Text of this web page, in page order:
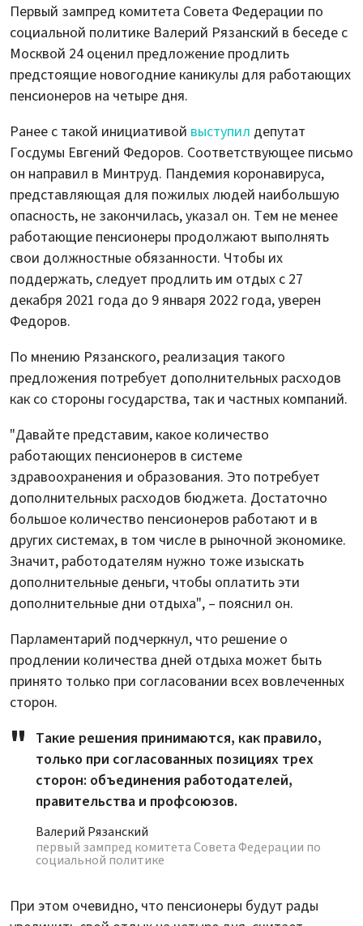
Первый зампред комитета Совета Федерации по
социальной политике Валерий Рязанский в беседе с
Москвой 24 оценил предложение продлить
предстоящие новогодние каникулы для работающих
пенсионеров на четыре дня.
Ранее с такой инициативой выступил депутат
Госдумы Евгений Федоров. Соответствующее письмо
он направил в Минтруд. Пандемия коронавируса,
представляющая для пожилых людей наибольшую
опасность, не закончилась, указал он. Тем не менее
работающие пенсионеры продолжают выполнять
свои должностные обязанности. Чтобы их
поддержать, следует продлить им отдых с 27
декабря 2021 года до 9 января 2022 года, уверен
Федоров.
По мнению Рязанского, реализация такого
предложения потребует дополнительных расходов
как со стороны государства, так и частных компаний.
"Давайте представим, какое количество
работающих пенсионеров в системе
здравоохранения и образования. Это потребует
дополнительных расходов бюджета. Достаточно
большое количество пенсионеров работают и в
других системах, в том числе в рыночной экономике.
Значит, работодателям нужно тоже изыскать
дополнительные деньги, чтобы оплатить эти
дополнительные дни отдыха", – пояснил он.
Парламентарий подчеркнул, что решение о
продлении количества дней отдыха может быть
принято только при согласовании всех вовлеченных
сторон.
Такие решения принимаются, как правило,
только при согласованных позициях трех
сторон: объединения работодателей,
правительства и профсоюзов.
Валерий Рязанский
первый зампред комитета Совета Федерации по
социальной политике
При этом очевидно, что пенсионеры будут рады